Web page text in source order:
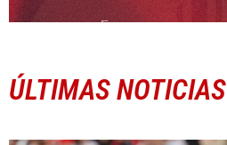
ÚLTIMAS NOTICIAS